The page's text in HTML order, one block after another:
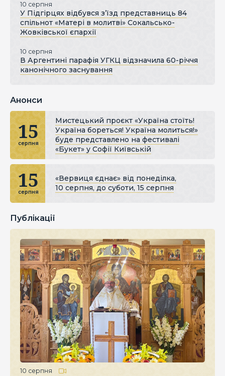
10 серпня
У Підгірцях відбувся з’їзд представниць 84
спільнот «Матері в молитві» Сокальсько-
Жовківської єпархії
10 серпня
В Аргентині парафія УГКЦ відзначила 60-річчя
канонічного заснування
Анонси
15
серпня
Мистецький проєкт «Україна стоїть!
Україна бореться! Україна молиться!»
буде представлено на фестивалі
«Букет» у Софії Київській
15
серпня
«Вервиця єднає» від понеділка,
10 серпня, до суботи, 15 серпня
Публікації
10 серпня